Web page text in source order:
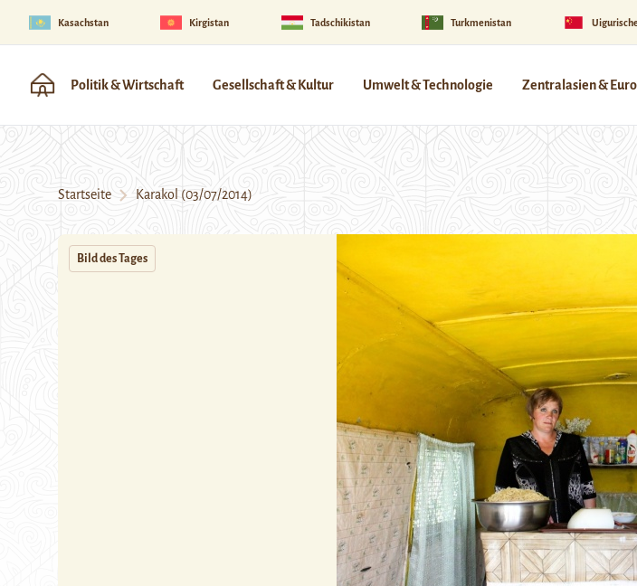
Kasachstan Kirgistan Tadschikistan Turkmenistan
Politik & Wirtschaft Gesellschaft & Kultur Umwelt & Technologie Zentralasien &
Startseite Karakol (03/07/2014)
Bild des Tages